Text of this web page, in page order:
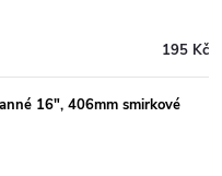
195 Kč
16", 406mm smirkové